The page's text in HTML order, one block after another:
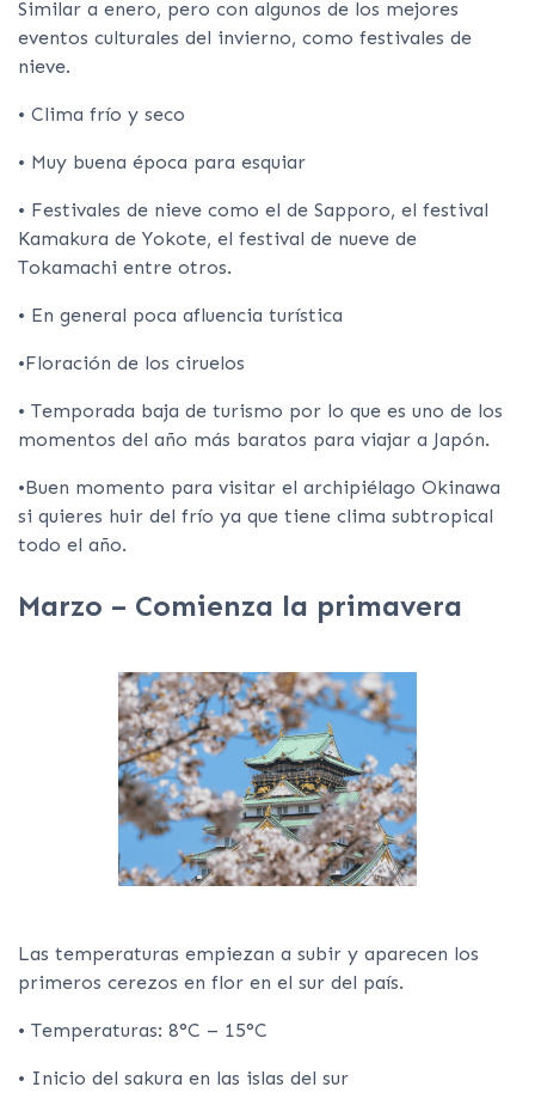
Similar a enero, pero con algunos de los mejores
eventos culturales del invierno, como festivales de
nieve.
• Clima frío y seco
• Muy buena época para esquiar
• Festivales de nieve como el de Sapporo, el festival
Kamakura de Yokote, el festival de nueve de
Tokamachi entre otros.
• En general poca afluencia turística
•Floración de los ciruelos
• Temporada baja de turismo por lo que es uno de los
momentos del año más baratos para viajar a Japón.
•Buen momento para visitar el archipiélago Okinawa
si quieres huir del frío ya que tiene clima subtropical
todo el año.
Marzo – Comienza la primavera
Las temperaturas empiezan a subir y aparecen los
primeros cerezos en flor en el sur del país.
• Temperaturas: 8°C – 15°C
• Inicio del sakura en las islas del sur